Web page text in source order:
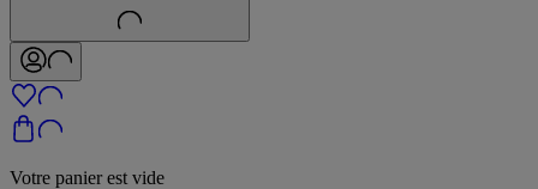
Votre panier est vide